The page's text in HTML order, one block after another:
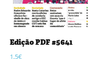
Edição PDF #5641
1,5€